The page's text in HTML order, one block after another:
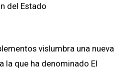
del Estado
vislumbra una nueva
la que ha denominado El